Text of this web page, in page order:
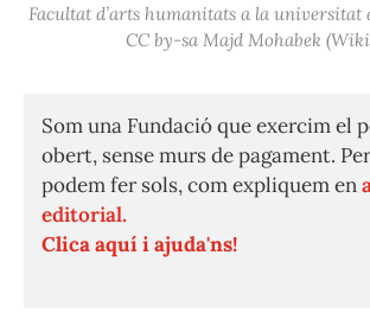
Facultat d’arts humanitats a la universitat
CC by-sa Majd Mohabek
Som una Fundació que exercim el
obert, sense murs de pagament.
podem fer sols, com expliquem en
editorial.
Clica aquí i ajuda'ns!